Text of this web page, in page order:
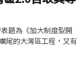
題為《加大制度型開
尾的大灣區工程，又有